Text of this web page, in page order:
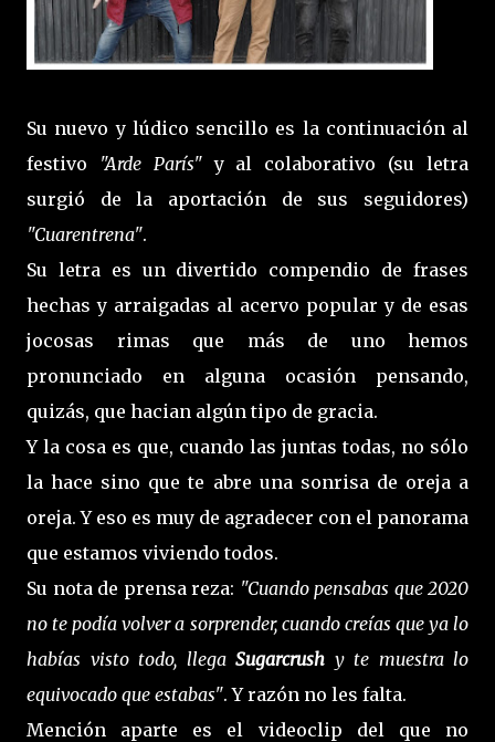
Su nuevo y lúdico sencillo es la continuación al
festivo
"Arde París"y al colaborativo (su letra
surgió de la aportación de sus seguidores)
"Cuarentrena".
Su letra es un divertido compendio de frases
hechas y arraigadas al acervo popular y de esas
jocosas rimas que más de uno hemos
pronunciado en alguna ocasión pensando,
quizás, que hacian algún tipo de gracia.
Y la cosa es que, cuando las juntas todas, no sólo
la hace sino que te abre una sonrisa de oreja a
oreja. Y eso es muy de agradecer con el panorama
que estamos viviendo todos.
Su nota de prensa reza: "Cuando pensabas que 2020
no te podía volver a sorprender, cuando creías que ya lo
habías visto todo, llegaSugarcrush y te muestra lo
equivocado que estabas". Y razón no les falta.
Mención aparte es el videoclip del que no